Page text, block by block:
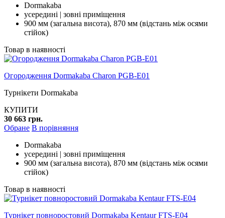
Dormakaba
усередині | зовні приміщення
900 мм (загальна висота), 870 мм (відстань між осями
стійок)
Товар в наявності
Огородження Dormakaba Charon PGB-E01
Турнікети Dormakaba
КУПИТИ
30 663 грн.
Обране В порівняння
Dormakaba
усередині | зовні приміщення
900 мм (загальна висота), 870 мм (відстань між осями
стійок)
Товар в наявності
Турнікет повноростовий Dormakaba Kentaur FTS-E04